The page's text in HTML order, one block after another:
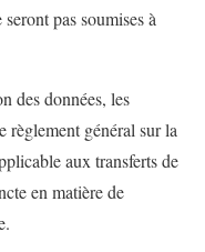
pas soumises à
des données, les
règlement général sur la
aux transferts de
en matière de